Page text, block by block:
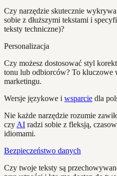
Czy narzędzie skutecznie
sobie z dłuższymi tekstami i
teksty techniczne)?
Personalizacja
Czy możesz dostosować styl
tonu lub odbiorców? To kluczowe
marketingu.
Wersje językowe i wsparcie dla
Nie każde narzędzie rozumie
czy AI radzi sobie z fleksją,
idiomami.
Bezpieczeństwo danych
Czy twoje teksty są